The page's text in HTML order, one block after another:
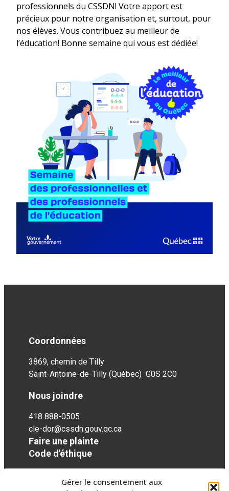
Gérer le consentement aux
professionnels du CSSDN! Votre apport est
précieux pour notre organisation et, surtout, pour
nos élèves. Vous contribuez au meilleur de
l’éducation! Bonne semaine qui vous est dédiée!
Coordonnées
3869, chemin de Tilly
Saint-Antoine-de-Tilly (Québec) G0S 2C0
Nous joindre
418 888-0505
cle-dor@cssdn.gouv.qc.ca
Faire une plainte
Code d'éthique